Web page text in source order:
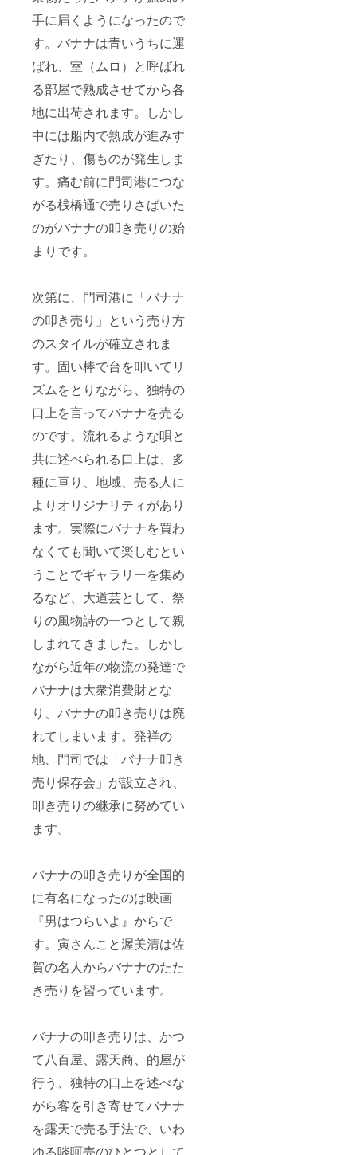
手に届くようになったので
す。バナナは青いうちに運
ばれ、室（ムロ）と呼ばれ
る部屋で熟成させてから各
地に出荷されます。しかし
中には船内で熟成が進みす
ぎたり、傷ものが発生しま
す。痛む前に門司港につな
がる桟橋通で売りさばいた
のがバナナの叩き売りの始
まりです。
次第に、門司港に「バナナ
の叩き売り」という売り方
のスタイルが確立されま
す。固い棒で台を叩いてリ
ズムをとりながら、独特の
口上を言ってバナナを売る
のです。流れるような唄と
共に述べられる口上は、多
種に亘り、地域、売る人に
よりオリジナリティがあり
ます。実際にバナナを買わ
なくても聞いて楽しむとい
うことでギャラリーを集め
るなど、大道芸として、祭
りの風物詩の一つとして親
しまれてきました。しかし
ながら近年の物流の発達で
バナナは大衆消費財とな
り、バナナの叩き売りは廃
れてしまいます。発祥の
地、門司では「バナナ叩き
売り保存会」が設立され、
叩き売りの継承に努めてい
ます。
バナナの叩き売りが全国的
に有名になったのは映画
『男はつらいよ』からで
す。寅さんこと渥美清は佐
賀の名人からバナナのたた
き売りを習っています。
バナナの叩き売りは、かつ
て八百屋、露天商、的屋が
行う、独特の口上を述べな
がら客を引き寄せてバナナ
を露天で売る手法で、いわ